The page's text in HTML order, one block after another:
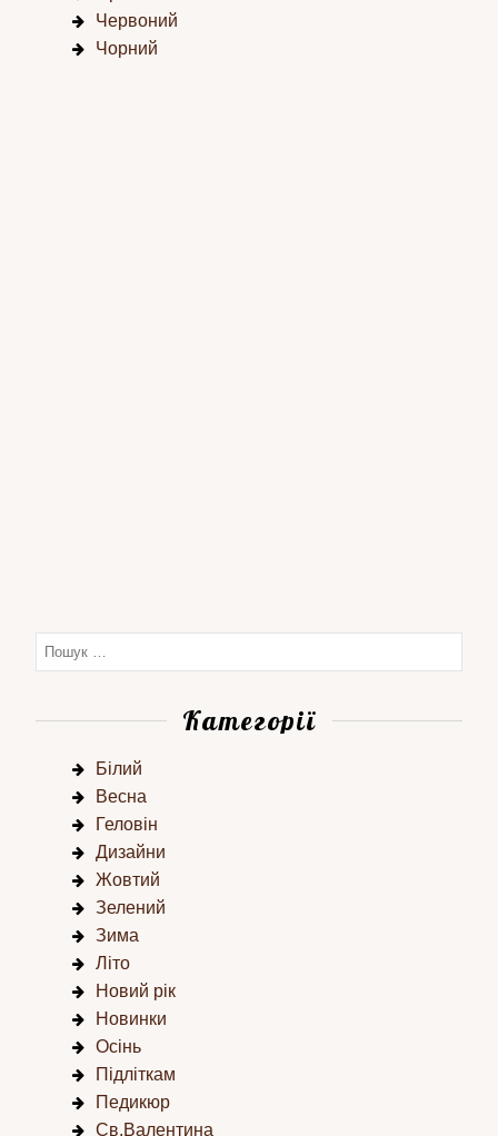
Червоний
Чорний
Категорії
Білий
Весна
Геловін
Дизайни
Жовтий
Зелений
Зима
Літо
Новий рік
Новинки
Осінь
Підліткам
Педикюр
Св.Валентина